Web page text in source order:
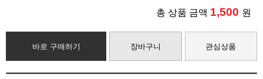
총 상품 금액 1,500 원
바로 구매하기 장바구니 관심상품